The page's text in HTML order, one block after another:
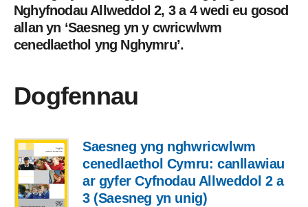
Nghyfnodau Allweddol 2, 3 a 4 wedi eu gosod
allan yn ‘Saesneg yn y cwricwlwm
cenedlaethol yng Nghymru’.
Dogfennau
Saesneg yng nghwricwlwm
cenedlaethol Cymru: canllawiau
ar gyfer Cyfnodau Allweddol 2 a
3 (Saesneg yn unig)